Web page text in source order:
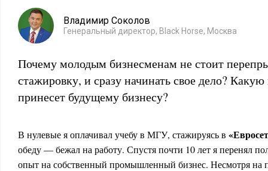
Владимир Соколов
Генеральный директор, Black Horse, Москва
Почему молодым бизнесменам не стоит
стажировку, и сразу начинать свое дело?
принесет будущему бизнесу?
В нулевые я оплачивал учебу в МГУ, стажируясь в
обеду — бежал на работу. Спустя почти 10 лет я перенял
опыт на собственный промышленный бизнес. Несмотря на